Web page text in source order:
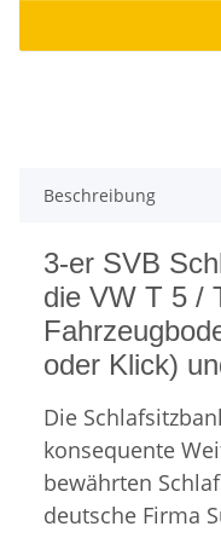
Beschreibung
3-er SVB
die VW T 5 /
oder Klick)
Die
konsequente
bewährten
deutsche Firma